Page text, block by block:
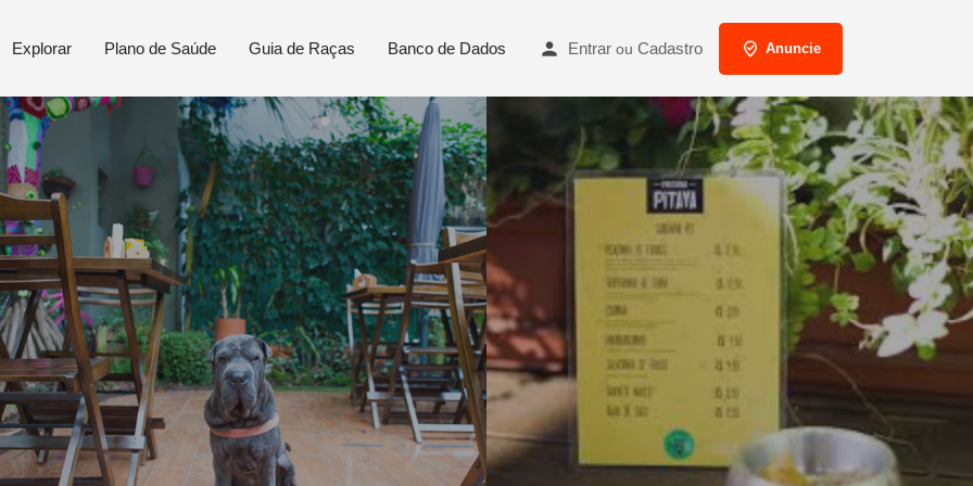
Explorar Plano de Saúde Guia de Raças Banco de Dados Entrar ou Cadastro Anuncie